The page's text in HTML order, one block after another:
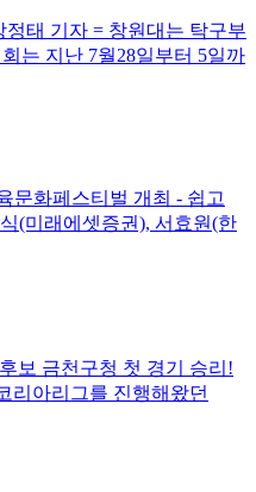
태 기자 = 창원대는 탁구부
는 지난 7월28일부터 5일까
문화페스티벌 개최 - 쉽고
(미래에셋증권), 서효원(한
보 금천구청 첫 경기 승리!
리아리그를 진행해왔던